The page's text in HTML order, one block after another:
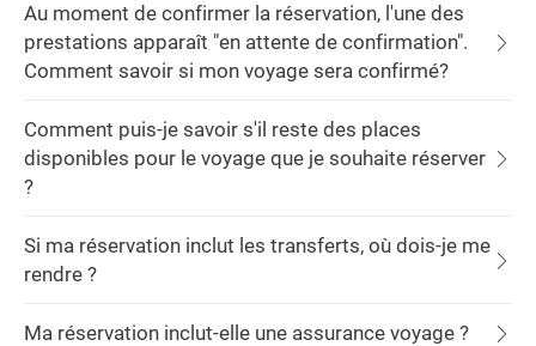
Au moment de confirmer la réservation, l'une des
prestations apparaît "en attente de confirmation".
Comment savoir si mon voyage sera confirmé?
Comment puis-je savoir s'il reste des places
disponibles pour le voyage que je souhaite réserver
?
Si ma réservation inclut les transferts, où dois-je me
rendre ?
Ma réservation inclut-elle une assurance voyage ?